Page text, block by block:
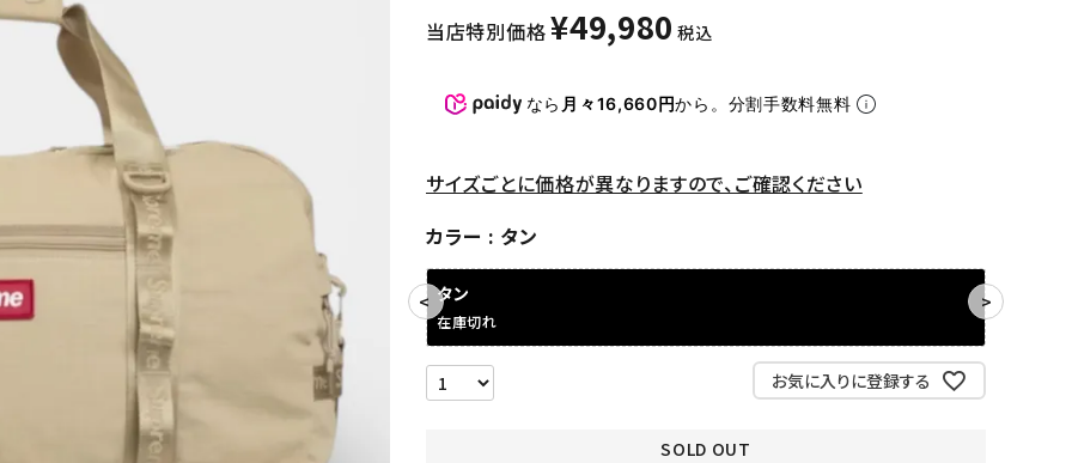
当店特別価格¥49,980 税込
なら 月々16,660円から。分割手数料無料
サイズごとに価格が異なりますので、ご確認ください
カラー
タン
タン
在庫切れ
お気に入りに登録する
SOLD OUT